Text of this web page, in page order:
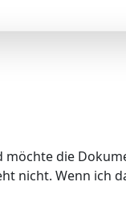
die
nicht. Wenn ich